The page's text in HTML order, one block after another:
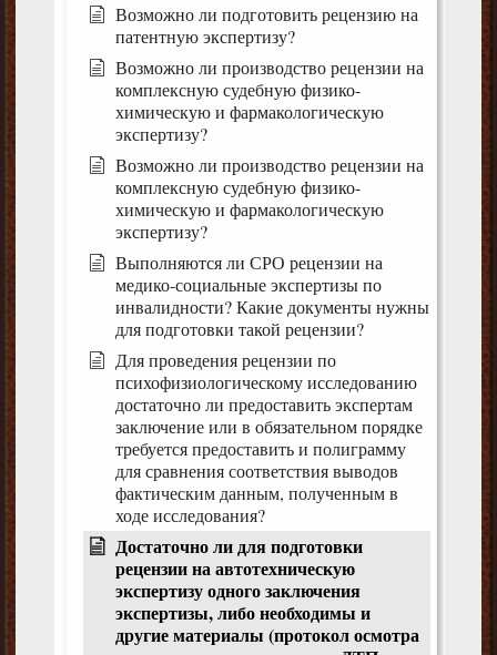
Возможно ли подготовить рецензию на
патентную экспертизу?
Возможно ли производство рецензии на
комплексную судебную физико-
химическую и фармакологическую
экспертизу?
Возможно ли производство рецензии на
комплексную судебную физико-
химическую и фармакологическую
экспертизу?
Выполняются ли СРО рецензии на
медико-социальные экспертизы по
инвалидности? Какие документы нужны
для подготовки такой рецензии?
Для проведения рецензии по
психофизиологическому исследованию
достаточно ли предоставить экспертам
заключение или в обязательном порядке
требуется предоставить и полиграмму
для сравнения соответствия выводов
фактическим данным, полученным в
ходе исследования?
Достаточно ли для подготовки
рецензии на автотехническую
экспертизу одного заключения
экспертизы, либо необходимы и
другие материалы (протокол осмотра